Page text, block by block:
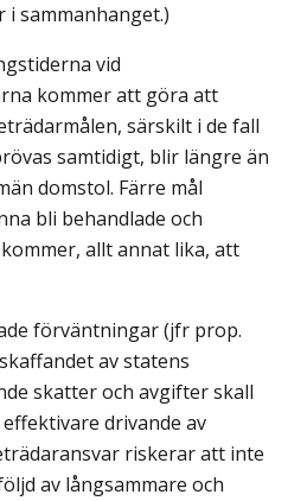
sammanhanget.)
vid
kommer att göra att
särskilt i de fall
samtidigt, blir längre än
domstol. Färre mål
bli behandlade och
allt annat lika, att
förväntningar (jfr prop.
av statens
skatter och avgifter skall
drivande av
riskerar att inte
av långsammare och